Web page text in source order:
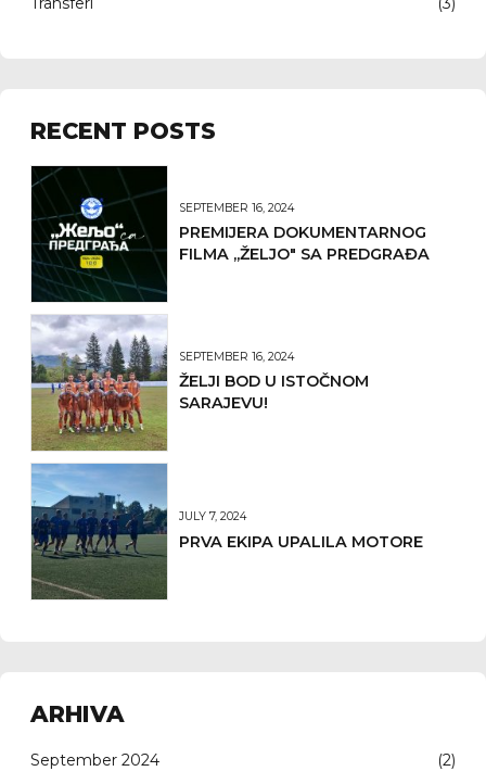
RECENT POSTS
SEPTEMBER 16, 2024
PREMIJERA DOKUMENTARNOG
FILMA ,,ŽELJO" SA PREDGRAĐA
SEPTEMBER 16, 2024
ŽELJI BOD U ISTOČNOM
SARAJEVU!
JULY 7, 2024
PRVA EKIPA UPALILA MOTORE
ARHIVA
September 2024 (2)